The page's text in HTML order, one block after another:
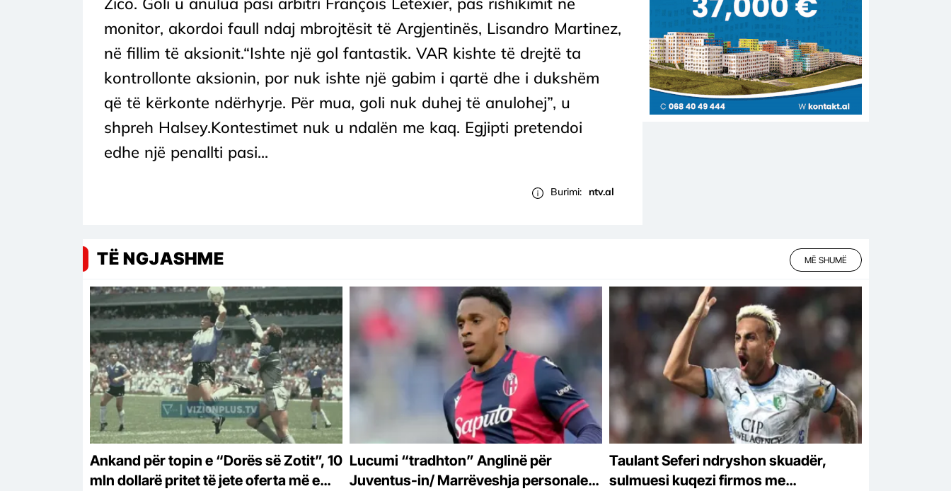
monitor, akordoi faull ndaj mbrojtësit të Argjentinës, Lisandro Martinez,
në fillim të aksionit.“Ishte një gol fantastik. VAR kishte të drejtë ta
kontrollonte aksionin, por nuk ishte një gabim i qartë dhe i dukshëm
që të kërkonte ndërhyrje. Për mua, goli nuk duhej të anulohej”, u
shpreh Halsey.Kontestimet nuk u ndalën me kaq. Egjipti pretendoi
edhe një penallti pasi...
Burimi: ntv.al
TË NGJASHME MË SHUMË
Ankand për topin e “Dorës së Zotit”, 10
mln dollarë pritet të jete oferta më e
Lucumi “tradhton” Anglinë për
Juventus-in/ Marrëveshja personale,
Taulant Seferi ndryshon skuadër,
sulmuesi kuqezi firmos me